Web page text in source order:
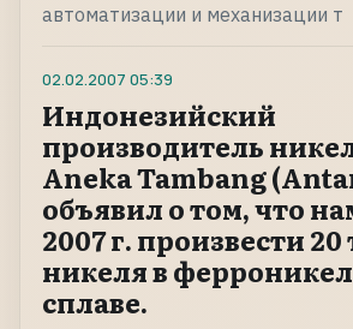
автоматизации и механизации т
02.02.2007 05:39
Индонезийский
производитель
Aneka Tambang
объявил о том, что
2007 г. произвести 20
никеля в
сплаве.